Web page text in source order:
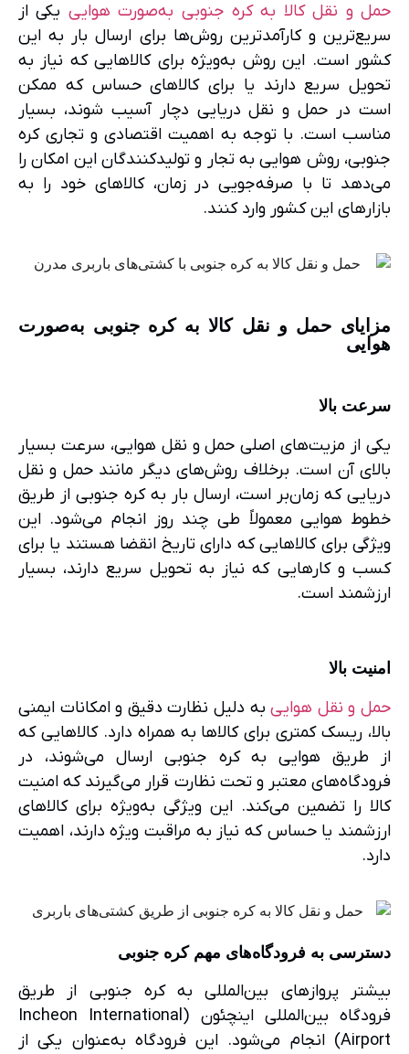
حمل و نقل کالا به کره جنوبی به‌صورت هوایی یکی از
سریع‌ترین و کارآمدترین روش‌ها برای ارسال بار به این
کشور است. این روش به‌ویژه برای کالاهایی که نیاز به
تحویل سریع دارند یا برای کالاهای حساس که ممکن
است در حمل و نقل دریایی دچار آسیب شوند، بسیار
مناسب است. با توجه به اهمیت اقتصادی و تجاری کره
جنوبی، روش هوایی به تجار و تولیدکنندگان این امکان را
می‌دهد تا با صرفه‌جویی در زمان، کالاهای خود را به
بازارهای این کشور وارد کنند.
مزایای حمل و نقل کالا به کره جنوبی به‌صورت
هوایی
سرعت بالا
یکی از مزیت‌های اصلی حمل و نقل هوایی، سرعت بسیار
بالای آن است. برخلاف روش‌های دیگر مانند حمل و نقل
دریایی که زمان‌بر است، ارسال بار به کره جنوبی از طریق
خطوط هوایی معمولاً طی چند روز انجام می‌شود. این
ویژگی برای کالاهایی که دارای تاریخ انقضا هستند یا برای
کسب و کارهایی که نیاز به تحویل سریع دارند، بسیار
ارزشمند است.
امنیت بالا
حمل و نقل هواییبه دلیل نظارت دقیق و امکانات ایمنی
بالا، ریسک کمتری برای کالاها به همراه دارد. کالاهایی که
از طریق هوایی به کره جنوبی ارسال می‌شوند، در
فرودگاه‌های معتبر و تحت نظارت قرار می‌گیرند که امنیت
کالا را تضمین می‌کند. این ویژگی به‌ویژه برای کالاهای
ارزشمند یا حساس که نیاز به مراقبت ویژه دارند، اهمیت
دارد.
دسترسی به فرودگاه‌های مهم کره جنوبی
بیشتر پروازهای بین‌المللی به کره جنوبی از طریق
فرودگاه بین‌المللی اینچئون (Incheon International
Airport) انجام می‌شود. این فرودگاه به‌عنوان یکی از